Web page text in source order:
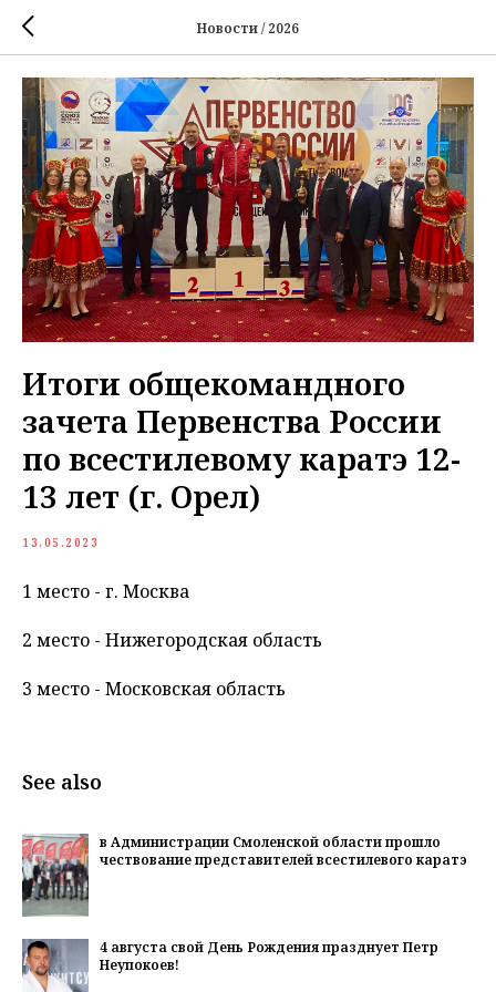
Новости / 2026
Итоги общекомандного
зачета Первенства России
по всестилевому каратэ 12-
13 лет (г. Орел)
13.05.2023
1 место - г. Москва
2 место - Нижегородская область
3 место - Московская область
See also
в Администрации Смоленской области прошло
чествование представителей всестилевого каратэ
4 августа свой День Рождения празднует Петр
Неупокоев!